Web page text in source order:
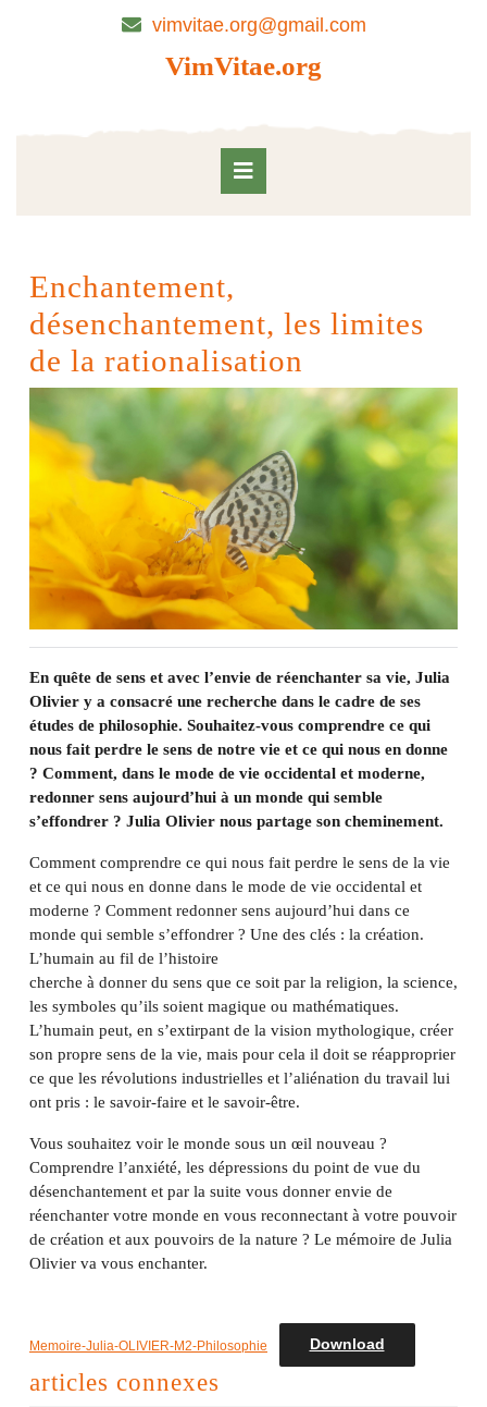
vimvitae.org@gmail.com
VimVitae.org
Enchantement,
désenchantement, les limites
de la rationalisation
En quête de sens et avec l’envie de réenchanter sa vie, Julia
Olivier y a consacré une recherche dans le cadre de ses
études de philosophie. Souhaitez-vous comprendre ce qui
nous fait perdre le sens de notre vie et ce qui nous en donne
? Comment, dans le mode de vie occidental et moderne,
redonner sens aujourd’hui à un monde qui semble
s’effondrer ? Julia Olivier nous partage son cheminement.
Comment comprendre ce qui nous fait perdre le sens de la vie
et ce qui nous en donne dans le mode de vie occidental et
moderne ? Comment redonner sens aujourd’hui dans ce
monde qui semble s’effondrer ? Une des clés : la création.
L’humain au fil de l’histoire
cherche à donner du sens que ce soit par la religion, la science,
les symboles qu’ils soient magique ou mathématiques.
L’humain peut, en s’extirpant de la vision mythologique, créer
son propre sens de la vie, mais pour cela il doit se réapproprier
ce que les révolutions industrielles et l’aliénation du travail lui
ont pris : le savoir-faire et le savoir-être.
Vous souhaitez voir le monde sous un œil nouveau ?
Comprendre l’anxiété, les dépressions du point de vue du
désenchantement et par la suite vous donner envie de
réenchanter votre monde en vous reconnectant à votre pouvoir
de création et aux pouvoirs de la nature ? Le mémoire de Julia
Olivier va vous enchanter.
Memoire-Julia-OLIVIER-M2-Philosophie Download
articles connexes